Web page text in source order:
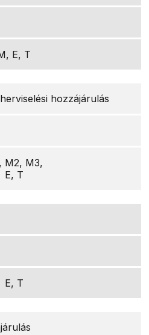
E, T
hozzájárulás
M2, M3,
E, T
E, T